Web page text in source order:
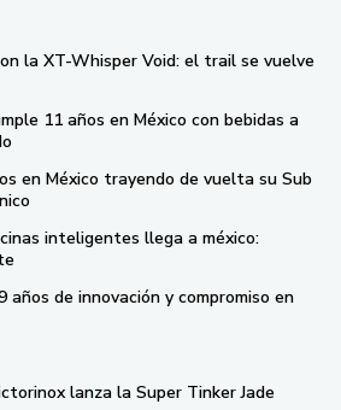
la XT-Whisper Void: el trail se vuelve
11 años en México con bebidas a
en México trayendo de vuelta su Sub
inteligentes llega a méxico:
años de innovación y compromiso en
lanza la Super Tinker Jade